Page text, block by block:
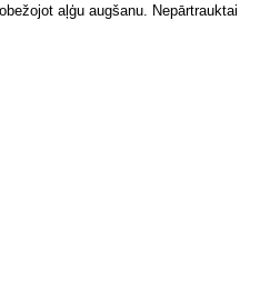
aļģu augšanu. Nepārtrauktai